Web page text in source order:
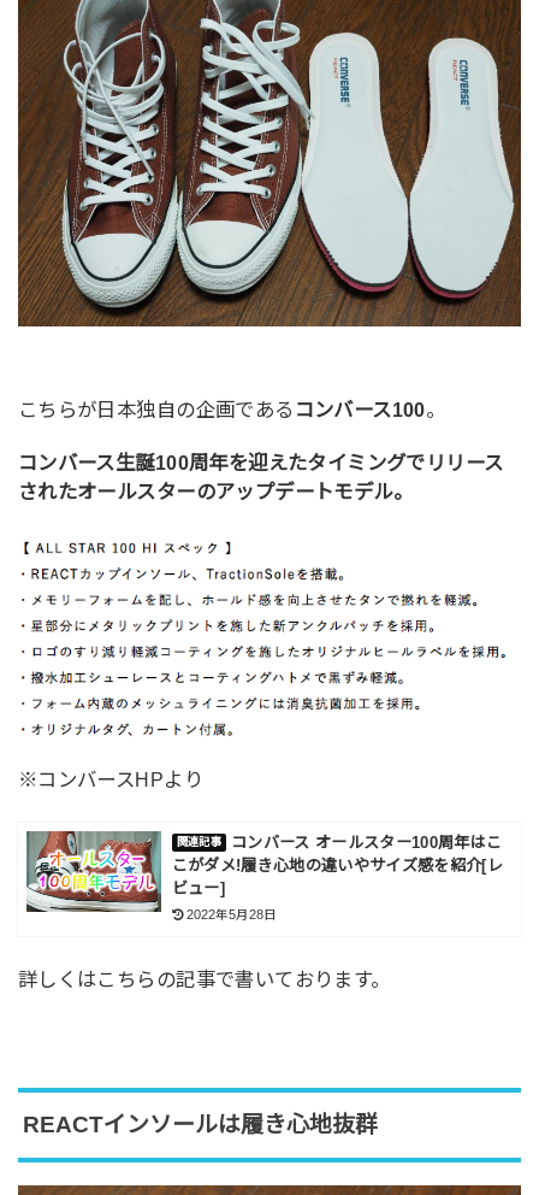
こちらが日本独自の企画である コンバース100。
コンバース生誕100周年を迎えたタイミングでリリース
されたオールスターのアップデートモデル。
※コンバースHPより
コンバース オールスター100周年はこ
こがダメ!履き心地の違いやサイズ感を紹介[レ
ビュー]
2022年5月28日
詳しくはこちらの記事で書いております。
REACTインソールは履き心地抜群